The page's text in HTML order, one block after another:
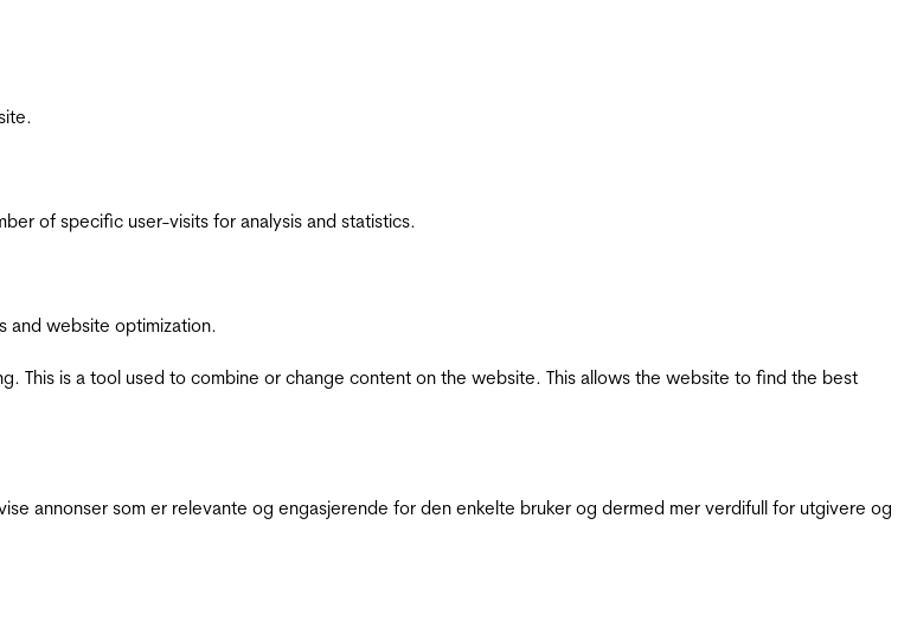
of specific user-visits for analysis and statistics.
and website optimization.
This is a tool used to combine or change content on the website. This allows the website to find the best
annonser som er relevante og engasjerende for den enkelte bruker og dermed mer verdifull for utgivere og